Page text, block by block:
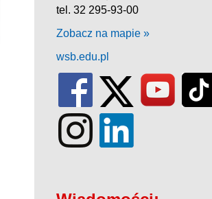
tel. 32 295-93-00
Zobacz na mapie »
wsb.edu.pl